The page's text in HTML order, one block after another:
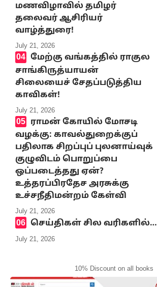
மணவிழாவில் தமிழர்
தலைவர் ஆசிரியர்
வாழ்த்துரை!
July 21, 2026
மேற்கு வங்கத்தில் ராகுல
சாங்கிருத்யாயன்
சிலையைச் சேதப்படுத்திய
காவிகள்!
July 21, 2026
ராமன் கோயில் மோசடி
வழக்கு: காவல்துறைக்குப்
பதிலாக சிறப்புப் புலனாய்வுக்
குழுவிடம் பொறுப்பை
ஒப்படைத்தது ஏன்?
உத்தரப்பிரதேச அரசுக்கு
உச்சநீதிமன்றம் கேள்வி
July 21, 2026
செய்திகள் சில வரிகளில்…
July 21, 2026
10% Discount on all books